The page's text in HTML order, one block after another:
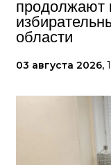
продолжают
области
03 августа 2026,